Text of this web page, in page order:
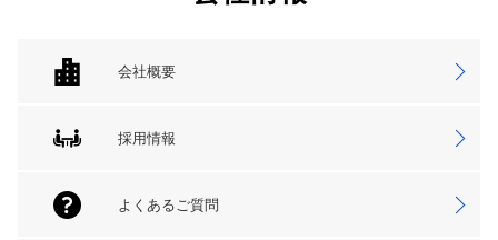
会社概要
採用情報
よくあるご質問